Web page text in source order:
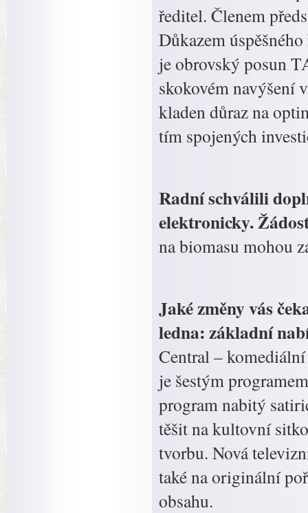
ředitel. Členem
Důkazem
je obrovský posun
skokovém navýšení
kladen důraz na
tím spojených
Radní schválili
elektronicky.
na biomasu mohou
Jaké změny vás
ledna: základní
Central –
je šestým
program nabitý
těšit na kultovní
tvorbu. Nová
také na originální
obsahu.